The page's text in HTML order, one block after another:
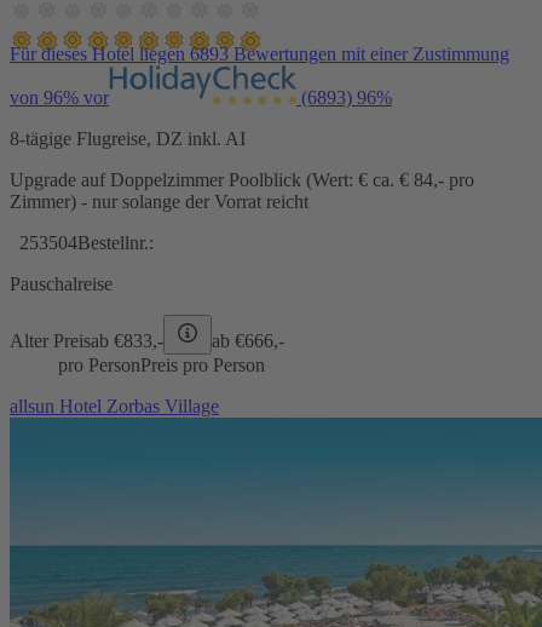
Für dieses Hotel liegen 6893 Bewertungen mit einer Zustimmung
von 96% vor (6893) 96%
8-tägige Flugreise, DZ inkl. AI
Upgrade auf Doppelzimmer Poolblick (Wert: € ca. € 84,- pro
Zimmer) - nur solange der Vorrat reicht
253504Bestellnr.:
Pauschalreise
Alter Preisab €833,- ab €666,-
pro PersonPreis pro Person
allsun Hotel Zorbas Village